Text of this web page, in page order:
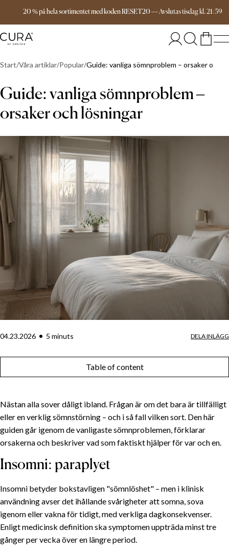
20 % på hela sortimentet med koden RESET20—Avslutastisdagkl.21:59
Fri frakt över 999 kr
Start Våra artiklar Popular Guide: vanliga sömnproblem – orsaker och
Guide: vanliga sömnproblem –
orsaker och lösningar
04.23.2026 5 minuts DELA INLÄGG
Table of content
Nästan alla sover dåligt ibland. Frågan är om det bara är tillfälligt
eller en verklig sömnstörning – och i så fall vilken sort. Den här
guiden går igenom de vanligaste sömnproblemen, förklarar
orsakerna och beskriver vad som faktiskt hjälper för var och en.
Insomni: paraplyet
Insomni betyder bokstavligen "sömnlöshet" – men i klinisk
användning avser det ihållande svårigheter att somna, sova
igenom eller vakna för tidigt, med verkliga dag­konsekvenser.
Enligt medicinsk definition ska symptomen uppträda minst tre
gånger per vecka över en längre period.